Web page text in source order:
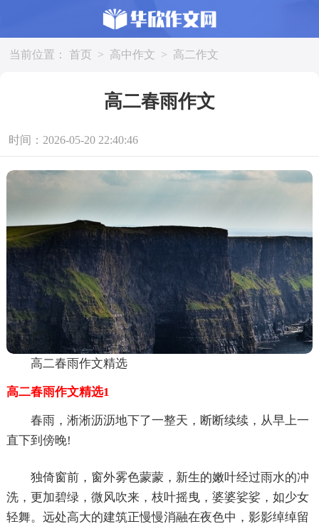
当前位置： 首页 > 高中作文 > 高二作文
高二春雨作文
时间：2026-05-20 22:40:46
高二春雨作文精选
高二春雨作文精选1
春雨，淅淅沥沥地下了一整天，断断续续，从早上一
直下到傍晚!
独倚窗前，窗外雾色蒙蒙，新生的嫩叶经过雨水的冲
洗，更加碧绿，微风吹来，枝叶摇曳，婆婆娑娑，如少女
轻舞。远处高大的建筑正慢慢消融在夜色中，影影绰绰留